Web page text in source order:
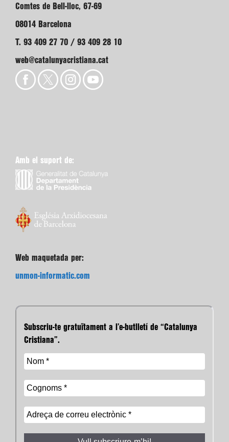
Comtes de Bell-lloc, 67-69
08014 Barcelona
T. 93 409 27 70 / 93 409 28 10
web@catalunyacristiana.cat
Amb el suport de:
Subscriu-te gratuïtament a l’e-butlletí de “Catalunya